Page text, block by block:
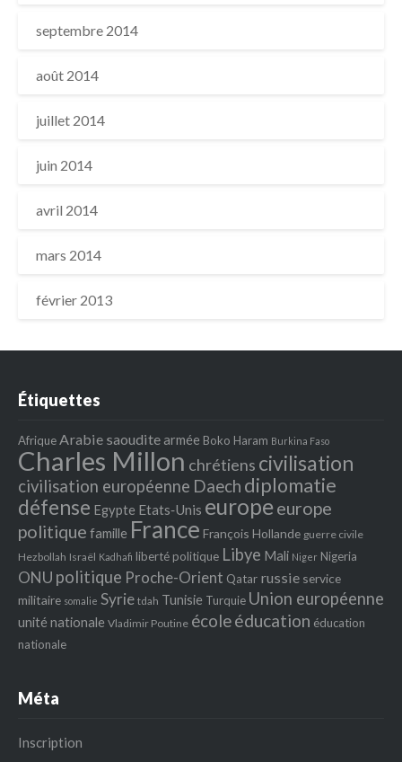
septembre 2014
août 2014
juillet 2014
juin 2014
avril 2014
mars 2014
février 2013
Étiquettes
AfriqueArabie saoudite armée Boko Haram Burkina Faso
Charles Millon chrétiens civilisation
civilisation européenne Daech diplomatie
défense Egypte Etats‐Unis europeeurope
politique famille France François Hollande guerre civile
Hezbollah Israël Kadhafi liberté politique Libye Mali Niger Nigeria
ONU politique Proche-Orient Qatar russie service
militaire somalie Syrie tdah Tunisie Turquie Union européenne
unité nationale Vladimir Poutine écoleéducation éducation
nationale
Méta
Inscription